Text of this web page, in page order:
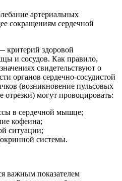
артериальных
сокращениям сердечной
критерий здоровой
и сосудов. Как правило,
свидетельствуют о
органов сердечно-сосудистой
(возникновение пульсовых
отрезки) могут провоцировать:
в сердечной мышце;
кофеина;
ситуации;
системы.
важным показателем